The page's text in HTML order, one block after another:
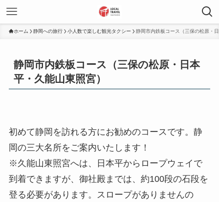
ホーム 静岡への旅行 小人数で楽しむ観光タクシー 静岡市内鉄板コース（三保の松原・
静岡市内鉄板コース（三保の松原・日本
平・久能山東照宮）
初めて静岡を訪れる方にお勧めのコースです。静
岡の三大名所をご案内いたします！
※久能山東照宮へは、日本平からロープウェイで
到着できますが、御社殿までは、約100段の石段を
登る必要があります。スロープがありませんの